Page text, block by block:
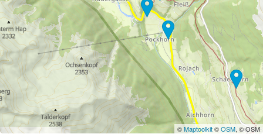
©Maptoolkit©OSM, © OSM